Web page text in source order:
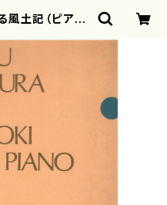
土記（ピアノ/